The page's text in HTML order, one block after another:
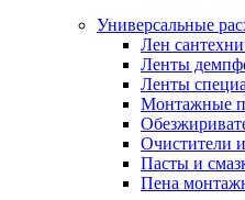
Универсальные
Лен
Ленты
Ленты
Монтажные
Очистители
Пасты и
Пена